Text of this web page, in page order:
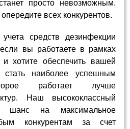
просто невозможным.
всех конкурентов.
средств дезинфекции
вы работаете в рамках
хотите обеспечить вашей
наиболее успешным
работает лучше
Наш высококлассный
на максимальное
конкурентам за счет